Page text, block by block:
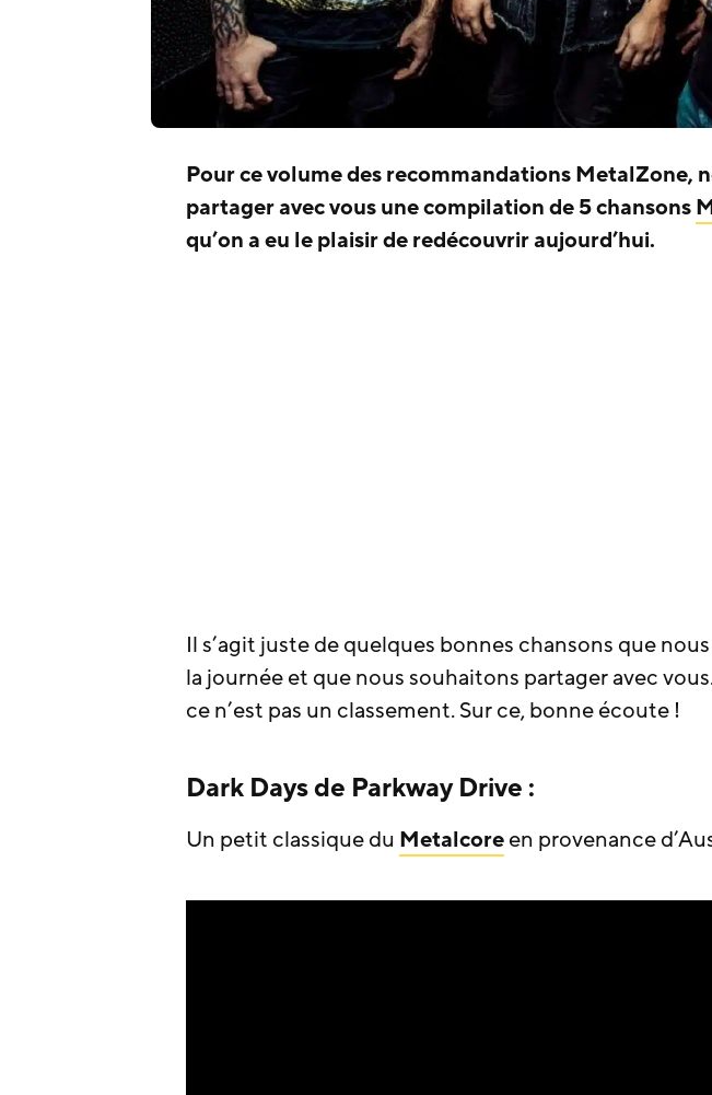
Pour ce volume des recommandations MetalZone,
partager avec vous une compilation de 5 chansons
qu’on a eu le plaisir de redécouvrir aujourd’hui.
Il s’agit juste de quelques bonnes chansons que
la journée et que nous souhaitons partager avec
ce n’est pas un classement. Sur ce, bonne écoute !
Dark Days de Parkway Drive :
Un petit classique du Metalcoreen provenance